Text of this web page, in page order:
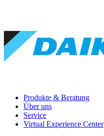
Produkte & Beratung
Über uns
Service
Virtual Experience Center